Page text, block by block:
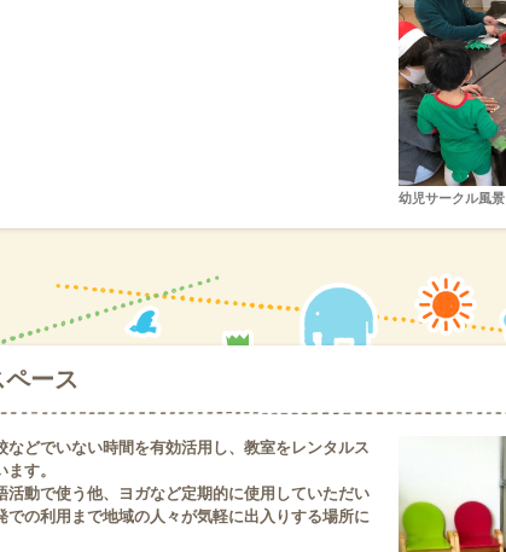
日9:30から予定しています。 メニュー:アメリカンブレックファースト
幼児サークル風景
ペース
などでいない時間を有効活用し、教室をレンタルス
す。
活動で使う他、ヨガなど定期的に使用していただい
での利用まで地域の人々が気軽に出入りする場所に